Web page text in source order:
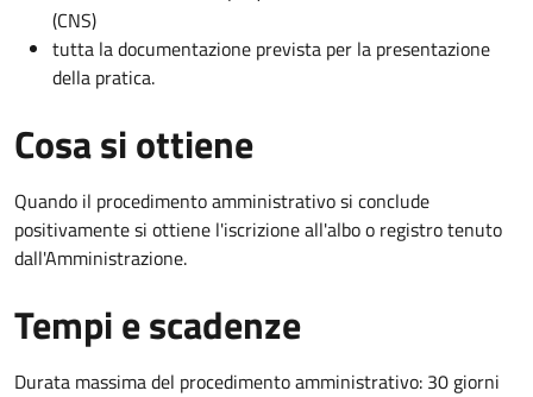
(CNS)
tutta la documentazione prevista per la presentazione
della pratica.
Cosa si ottiene
Quando il procedimento amministrativo si conclude
positivamente si ottiene l'iscrizione all'albo o registro tenuto
dall'Amministrazione.
Tempi e scadenze
Durata massima del procedimento amministrativo: 30 giorni